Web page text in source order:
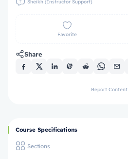
Sheikh (Instructor Support)
Favorite
Share
Report Content
Course Specifications
Sections